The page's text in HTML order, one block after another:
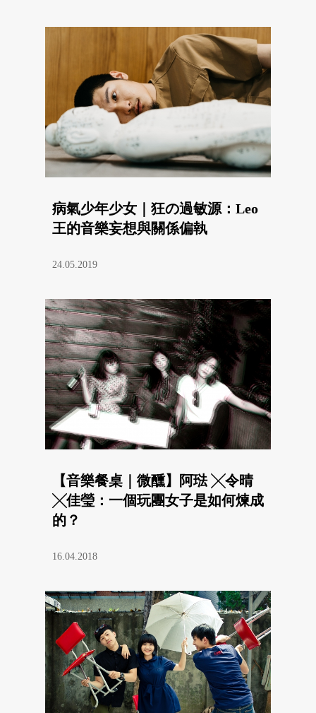
病氣少年少女｜狂の過敏源：Leo
王的音樂妄想與關係偏執
24.05.2019
【音樂餐桌｜微醺】阿琺 ╳令晴
╳佳瑩：一個玩團女子是如何煉成
的？
16.04.2018